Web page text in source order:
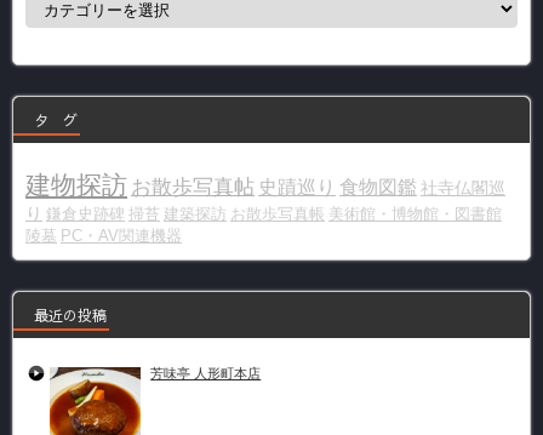
ー
タ グ
建物探訪 お散歩写真帖 史蹟巡り 食物図鑑 社寺仏閣巡
り 鎌倉史跡碑 掃苔 建築探訪 お散歩写真帳 美術館・博物館・図書館
陵墓 PC・AV関連機器
最近の投稿
芳味亭 人形町本店